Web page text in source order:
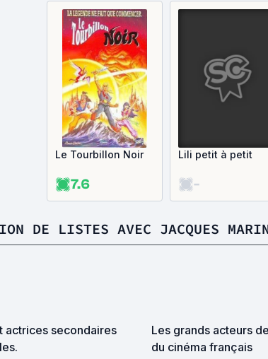
Le Tourbillon Noir
7.6
Lili petit à petit
-
DE LISTES AVEC JACQUES
actrices secondaires
Les grands acteurs
du cinéma français